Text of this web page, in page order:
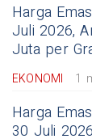
Harga
Juli 2026,
Juta per
EKONOMI 1
Harga
30 Juli